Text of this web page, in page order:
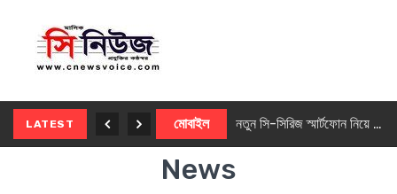
LATEST মোবাইল নতুন সি-সিরিজ স্মার্টফোন নিয়ে আসছে রিয়েলমি
News